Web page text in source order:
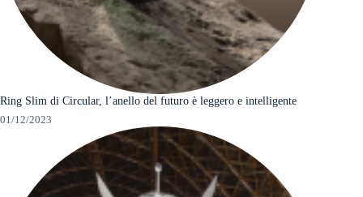
Ring Slim di Circular, l’anello del futuro è leggero e intelligente
01/12/2023